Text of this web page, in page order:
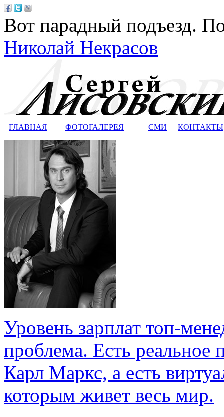
Вот парадный подъезд.
Николай Некрасов
ГЛАВНАЯ ФОТОГАЛЕРЕЯ СМИ КОНТАКТЫ
Уровень зарплат топ-
проблема. Есть реальное
Карл Маркс, а есть
которым живет весь мир.